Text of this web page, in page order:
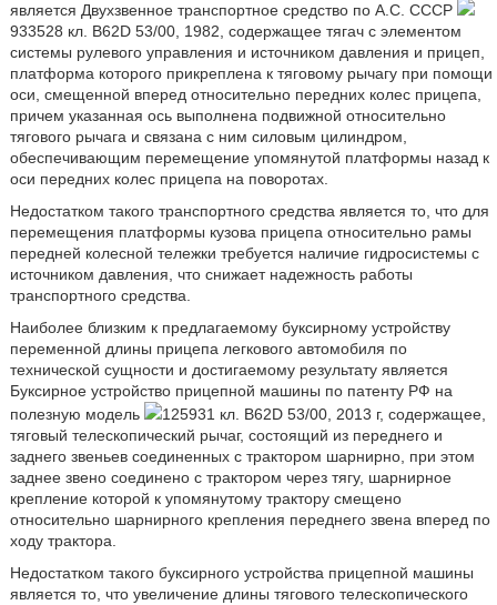
является Двухзвенное транспортное средство по А.С. СССР
933528 кл. B62D 53/00, 1982, содержащее тягач с элементом
системы рулевого управления и источником давления и прицеп,
платформа которого прикреплена к тяговому рычагу при помощи
оси, смещенной вперед относительно передних колес прицепа,
причем указанная ось выполнена подвижной относительно
тягового рычага и связана с ним силовым цилиндром,
обеспечивающим перемещение упомянутой платформы назад к
оси передних колес прицепа на поворотах.
Недостатком такого транспортного средства является то, что для
перемещения платформы кузова прицепа относительно рамы
передней колесной тележки требуется наличие гидросистемы с
источником давления, что снижает надежность работы
транспортного средства.
Наиболее близким к предлагаемому буксирному устройству
переменной длины прицепа легкового автомобиля по
технической сущности и достигаемому результату является
Буксирное устройство прицепной машины по патенту РФ на
полезную модель
125931 кл. B62D 53/00, 2013 г, содержащее,
тяговый телескопический рычаг, состоящий из переднего и
заднего звеньев соединенных с трактором шарнирно, при этом
заднее звено соединено с трактором через тягу, шарнирное
крепление которой к упомянутому трактору смещено
относительно шарнирного крепления переднего звена вперед по
ходу трактора.
Недостатком такого буксирного устройства прицепной машины
является то, что увеличение длины тягового телескопического